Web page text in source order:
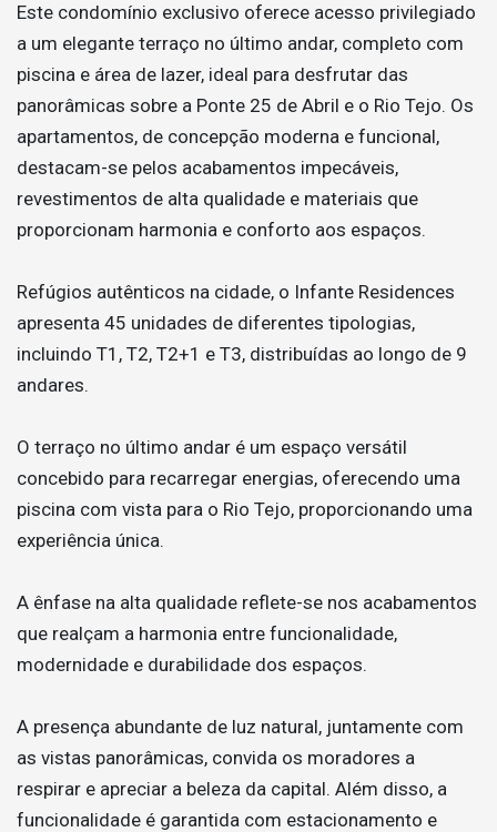
Este condomínio exclusivo oferece acesso privilegiado
a um elegante terraço no último andar, completo com
piscina e área de lazer, ideal para desfrutar das
panorâmicas sobre a Ponte 25 de Abril e o Rio Tejo. Os
apartamentos, de concepção moderna e funcional,
destacam-se pelos acabamentos impecáveis,
revestimentos de alta qualidade e materiais que
proporcionam harmonia e conforto aos espaços.
Refúgios autênticos na cidade, o Infante Residences
apresenta 45 unidades de diferentes tipologias,
incluindo T1, T2, T2+1 e T3, distribuídas ao longo de 9
andares.
O terraço no último andar é um espaço versátil
concebido para recarregar energias, oferecendo uma
piscina com vista para o Rio Tejo, proporcionando uma
experiência única.
A ênfase na alta qualidade reflete-se nos acabamentos
que realçam a harmonia entre funcionalidade,
modernidade e durabilidade dos espaços.
A presença abundante de luz natural, juntamente com
as vistas panorâmicas, convida os moradores a
respirar e apreciar a beleza da capital. Além disso, a
funcionalidade é garantida com estacionamento e